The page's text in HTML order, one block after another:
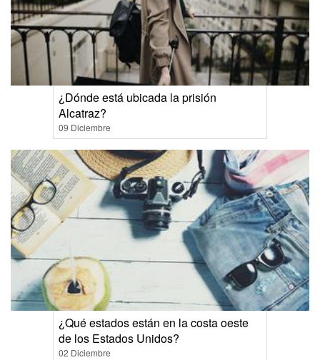
¿Dónde está ubicada la prisión
Alcatraz?
09 Diciembre
¿Qué estados están en la costa oeste
de los Estados Unidos?
02 Diciembre